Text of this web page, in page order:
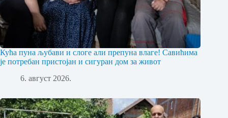
Кућа пуна љубави и слоге али препуна влаге! Савићима
је потребан пристојан и сигуран дом за живот
6. август 2026.